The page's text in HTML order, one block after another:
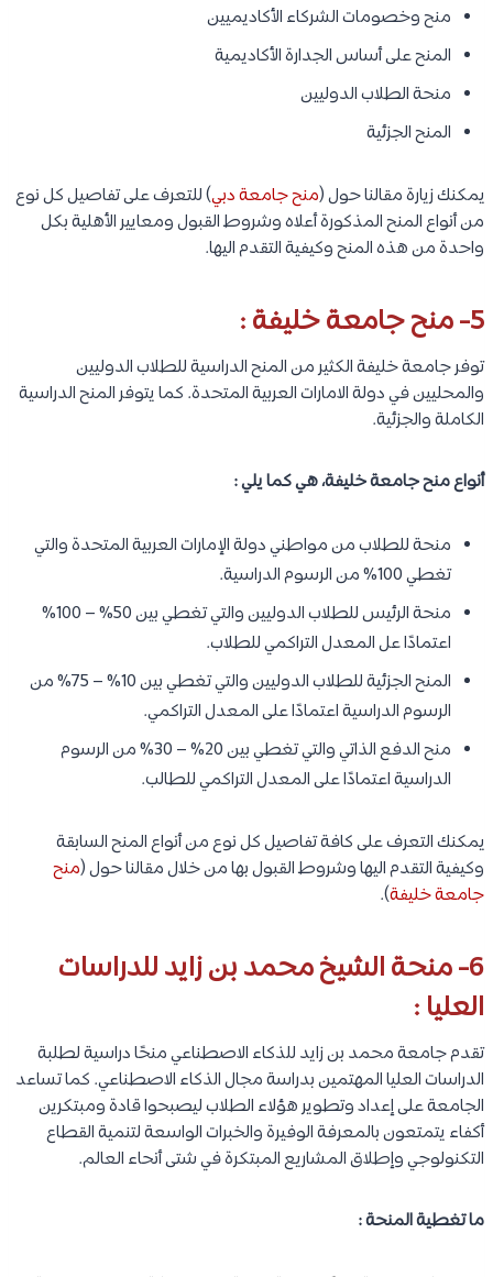
منح وخصومات الشركاء الأكاديميين
المنح على أساس الجدارة الأكاديمية
منحة الطلاب الدوليين
المنح الجزئية
يمكنك زيارة مقالنا حول (منح جامعة دبي) للتعرف على تفاصيل كل نوع
من أنواع المنح المذكورة أعلاه وشروط القبول ومعايير الأهلية بكل
واحدة من هذه المنح وكيفية التقدم اليها.
5- منح جامعة خليفة :
توفر جامعة خليفة الكثير من المنح الدراسية للطلاب الدوليين
والمحليين في دولة الامارات العربية المتحدة. كما يتوفر المنح الدراسية
الكاملة والجزئية.
أنواع منح جامعة خليفة، هي كما يلي :
منحة للطلاب من مواطني دولة الإمارات العربية المتحدة والتي
تغطي 100% من الرسوم الدراسية.
منحة الرئيس للطلاب الدوليين والتي تغطي بين 50% – 100%
اعتمادًا عل المعدل التراكمي للطلاب.
المنح الجزئية للطلاب الدوليين والتي تغطي بين 10% – 75% من
الرسوم الدراسية اعتمادًا على المعدل التراكمي.
منح الدفع الذاتي والتي تغطي بين 20% – 30% من الرسوم
الدراسية اعتمادًا على المعدل التراكمي للطالب.
يمكنك التعرف على كافة تفاصيل كل نوع من أنواع المنح السابقة
وكيفية التقدم اليها وشروط القبول بها من خلال مقالنا حول (منح
جامعة خليفة).
6- منحة الشيخ محمد بن زايد للدراسات
العليا :
تقدم جامعة محمد بن زايد للذكاء الاصطناعي منحًا دراسية لطلبة
الدراسات العليا المهتمين بدراسة مجال الذكاء الاصطناعي. كما تساعد
الجامعة على إعداد وتطوير هؤلاء الطلاب ليصبحوا قادة ومبتكرين
أكفاء يتمتعون بالمعرفة الوفيرة والخبرات الواسعة لتنمية القطاع
التكنولوجي وإطلاق المشاريع المبتكرة في شتى أنحاء العالم.
ما تغطية المنحة :